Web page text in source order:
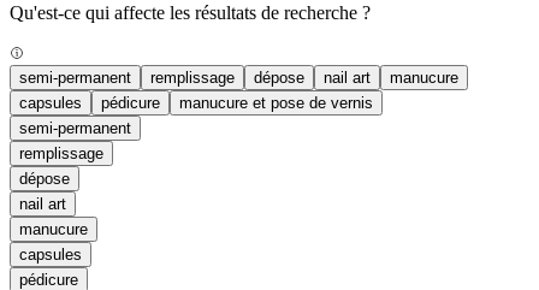
Qu'est-ce qui affecte les résultats de recherche ?
semi-permanent remplissage dépose nail art
manucure
capsules
pédicure
manucure et pose de vernis
semi-permanent
remplissage
dépose
nail art
manucure
capsules
pédicure